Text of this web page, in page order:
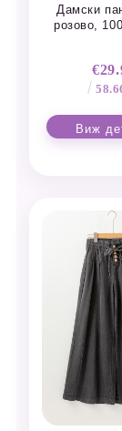
Дамски
розово,
Виж